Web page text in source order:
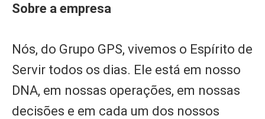
Sobre a empresa
Nós, do Grupo GPS, vivemos o Espírito de
Servir todos os dias. Ele está em nosso
DNA, em nossas operações, em nossas
decisões e em cada um dos nossos